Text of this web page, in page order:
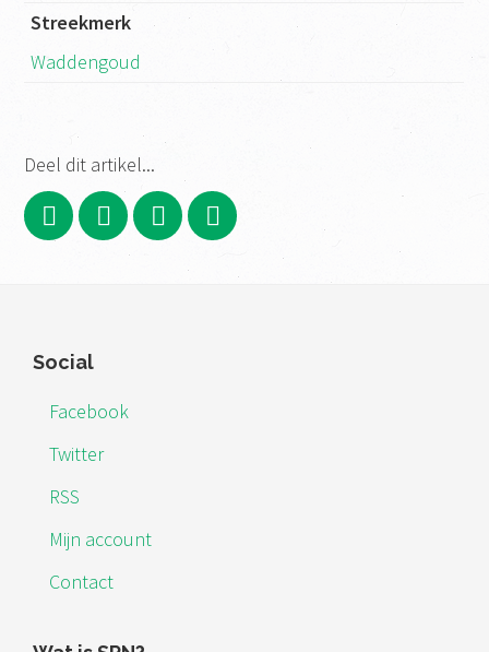
Streekmerk
Waddengoud
Deel dit artikel...
Footer
Social
Facebook
Twitter
RSS
Mijn account
Contact